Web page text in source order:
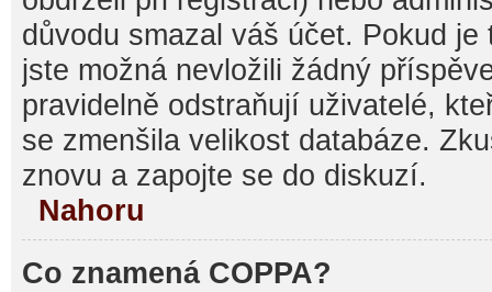
důvodu smazal váš účet. Pokud
jste možná nevložili žádný
pravidelně odstraňují uživatelé,
se zmenšila velikost databáze.
znovu a zapojte se do diskuzí.
Nahoru
Co znamená COPPA?